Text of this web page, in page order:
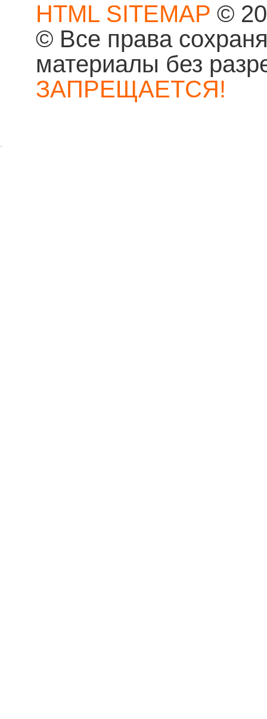
HTML SITEMAP ©
© Все права
материалы без
ЗАПРЕЩАЕТСЯ!